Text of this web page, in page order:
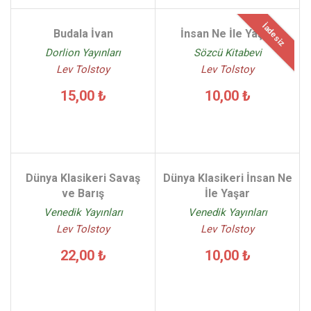
Budala İvan
Dorlion Yayınları
Lev Tolstoy
15,00 ₺
İadesiz
İnsan Ne İle Yaşar
Sözcü Kitabevi
Lev Tolstoy
10,00 ₺
Dünya Klasikeri Savaş
ve Barış
Venedik Yayınları
Lev Tolstoy
22,00 ₺
Dünya Klasikeri İnsan Ne
İle Yaşar
Venedik Yayınları
Lev Tolstoy
10,00 ₺